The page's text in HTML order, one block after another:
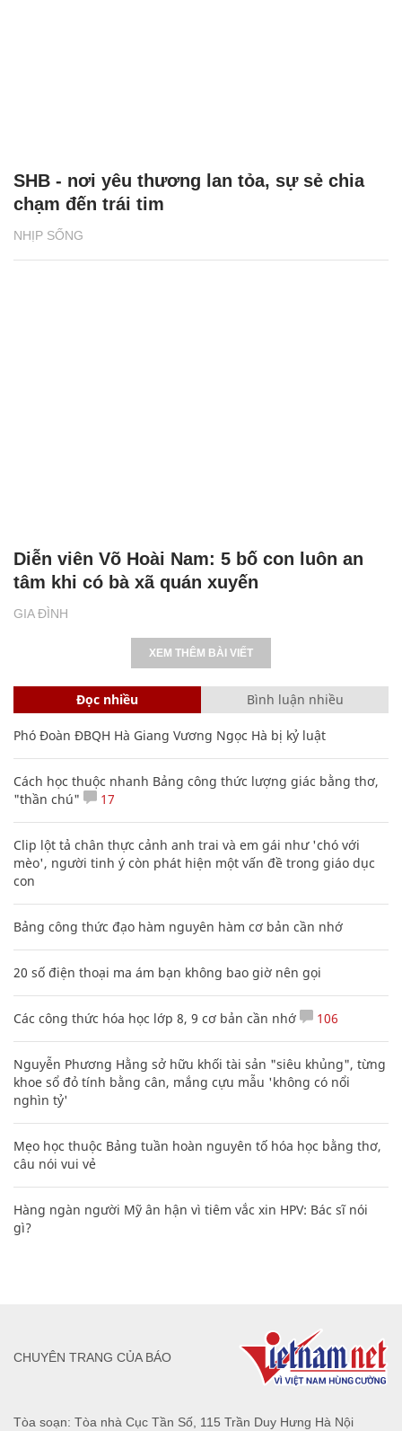
NHỊP SỐNG
SHB - nơi yêu thương lan tỏa, sự sẻ chia
chạm đến trái tim
GIA ĐÌNH
Diễn viên Võ Hoài Nam: 5 bố con luôn an
tâm khi có bà xã quán xuyến
XEM THÊM BÀI VIẾT
Đọc nhiều Bình luận nhiều
Phó Đoàn ĐBQH Hà Giang Vương Ngọc Hà bị kỷ luật
Cách học thuộc nhanh Bảng công thức lượng giác bằng thơ,
"thần chú"
17
Clip lột tả chân thực cảnh anh trai và em gái như 'chó với
mèo', người tinh ý còn phát hiện một vấn đề trong giáo dục
con
Bảng công thức đạo hàm nguyên hàm cơ bản cần nhớ
20 số điện thoại ma ám bạn không bao giờ nên gọi
Các công thức hóa học lớp 8, 9 cơ bản cần nhớ 106
Nguyễn Phương Hằng sở hữu khối tài sản "siêu khủng", từng
khoe sổ đỏ tính bằng cân, mắng cựu mẫu 'không có nổi
nghìn tỷ'
Mẹo học thuộc Bảng tuần hoàn nguyên tố hóa học bằng thơ,
câu nói vui vẻ
Hàng ngàn người Mỹ ân hận vì tiêm vắc xin HPV: Bác sĩ nói
gì?
Tòa soạn: Tòa nhà Cục Tần Số, 115 Trần Duy Hưng Hà Nội
CHUYÊN TRANG CỦA BÁO